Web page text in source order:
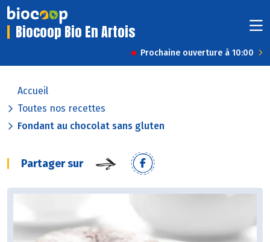
Biocoop Bio En Artois
Prochaine ouverture à 10:00
Accueil
Toutes nos recettes
Fondant au chocolat sans gluten
Partager sur